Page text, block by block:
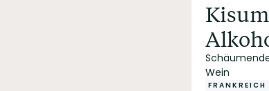
Wein
FRANKREICH